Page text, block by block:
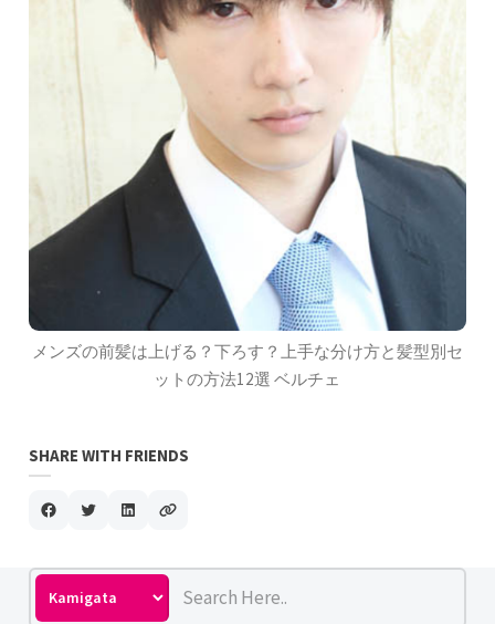
メンズの前髪は上げる？下ろす？上手な分け方と髪型別セ
ットの方法12選 ベルチェ
SHARE WITH FRIENDS